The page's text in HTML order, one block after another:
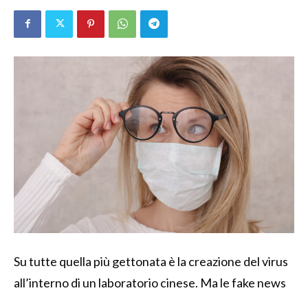
Su tutte quella più gettonata è la creazione del virus
all’interno di un laboratorio cinese. Ma le fake news